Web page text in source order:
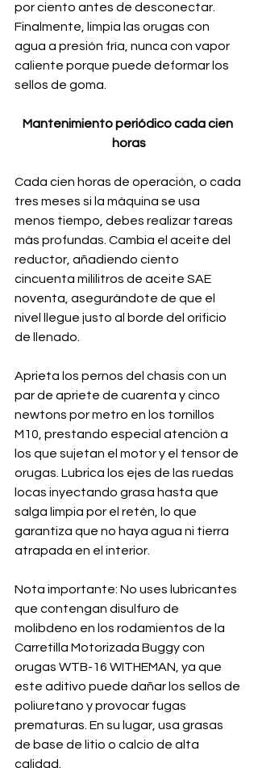
por ciento antes de desconectar.
Finalmente, limpia las orugas con
agua a presión fría, nunca con vapor
caliente porque puede deformar los
sellos de goma.
Mantenimiento periódico cada cien
horas
Cada cien horas de operación, o cada
tres meses si la máquina se usa
menos tiempo, debes realizar tareas
más profundas. Cambia el aceite del
reductor, añadiendo ciento
cincuenta mililitros de aceite SAE
noventa, asegurándote de que el
nivel llegue justo al borde del orificio
de llenado.
Aprieta los pernos del chasis con un
par de apriete de cuarenta y cinco
newtons por metro en los tornillos
M10, prestando especial atención a
los que sujetan el motor y el tensor de
orugas. Lubrica los ejes de las ruedas
locas inyectando grasa hasta que
salga limpia por el retén, lo que
garantiza que no haya agua ni tierra
atrapada en el interior.
Nota importante: No uses lubricantes
que contengan disulfuro de
molibdeno en los rodamientos de la
Carretilla Motorizada Buggy con
orugas WTB-16 WITHEMAN, ya que
este aditivo puede dañar los sellos de
poliuretano y provocar fugas
prematuras. En su lugar, usa grasas
de base de litio o calcio de alta
calidad.